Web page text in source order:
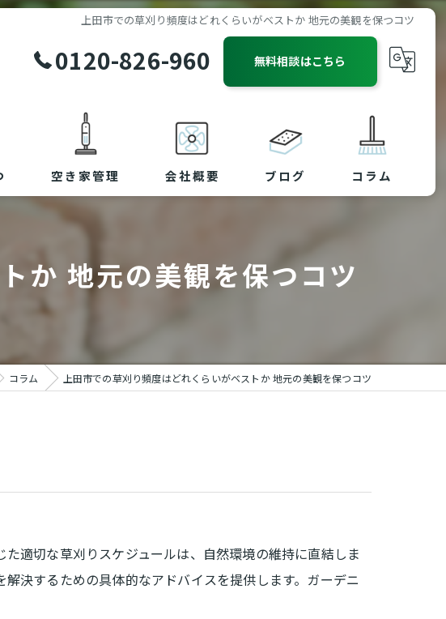
上田市での草刈り頻度はどれくらいがベストか 地元の美観を保つコツ
0120-826-960 無料相談はこちら
空き家管理 会社概要 ブログ コラム
か 地元の美観を保つコツ
コラム 上田市での草刈り頻度はどれくらいがベストか 地元の美観を保つコツ
適切な草刈りスケジュールは、自然環境の維持に直結しま
決するための具体的なアドバイスを提供します。ガーデニ